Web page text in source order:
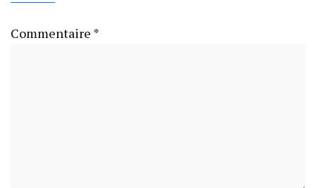
Commentaire *